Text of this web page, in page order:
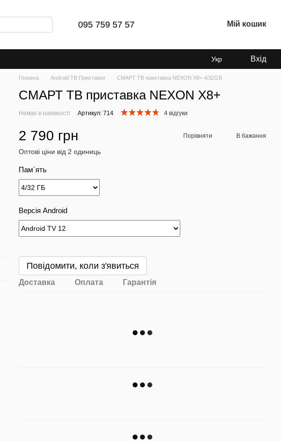
095 759 57 57 Мій кошик
Укр Вхід
Головна Android ТВ Приставки СМАРТ ТВ приставка NEXON X8+ 4/32GB
СМАРТ ТВ приставка NEXON X8+
Немає в наявності Артикул: 714 4 відгуки
2 790 грн Порівняти В бажання
Оптові ціни від 2 одиниць
Пам`ять
Версія Android
Повідомити, коли з'явиться
Доставка Оплата Гарантія